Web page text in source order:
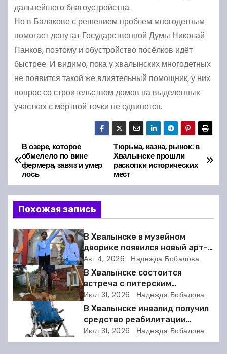
дальнейшего благоустройства.
Но в Балакове с решением проблем многодетным
помогает депутат Государственной Думы Николай
Панков, поэтому и обустройство посёлков идёт
быстрее. И видимо, пока у хвалынских многодетных
не появится такой же влиятельный помощник, у них
вопрос со строительством домов на выделенных
участках с мёртвой точки не сдвинется.
Н
а
в
и
г
а
ц
и
п
Тюрьма, казна, рынок: в
Хвалынске прошли
раскопки исторических
мест
В озере, которое
обмелело по вине
фермера, завяз и умер
лось
Похожая запись
В Хвалынске в музейном
дворике появился новый арт-
объект
Авг 4, 2026 Надежда Бобалова
В Хвалынске состоится
встреча с питерским
скульптором Виктором
Грачёвым
Июл 31, 2026 Надежда Бобалова
В Хвалынске инвалид получил
средство реабилитации
только после суда
Июл 31, 2026 Надежда Бобалова